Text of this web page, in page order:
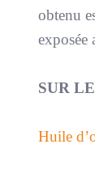
obtenu
exposée
SUR
Huile